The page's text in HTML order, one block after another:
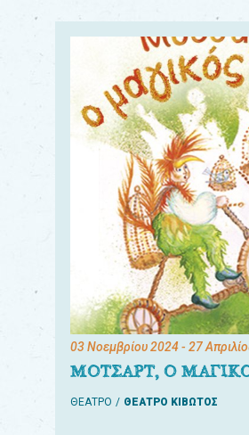
03 Νοεμβρίου 2024- 27
ΜΟΤΣΑΡΤ, Ο
ΘΕΑΤΡΟ ΘΕΑΤΡΟ ΚΙΒΩΤΟΣ